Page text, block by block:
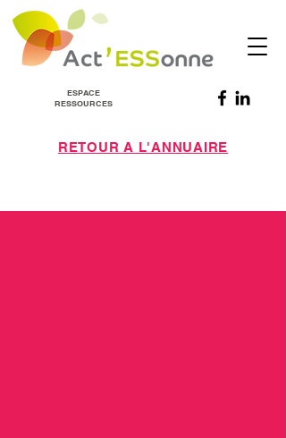
ESPACE
RESSOURCES
RETOUR A L'ANNUAIRE